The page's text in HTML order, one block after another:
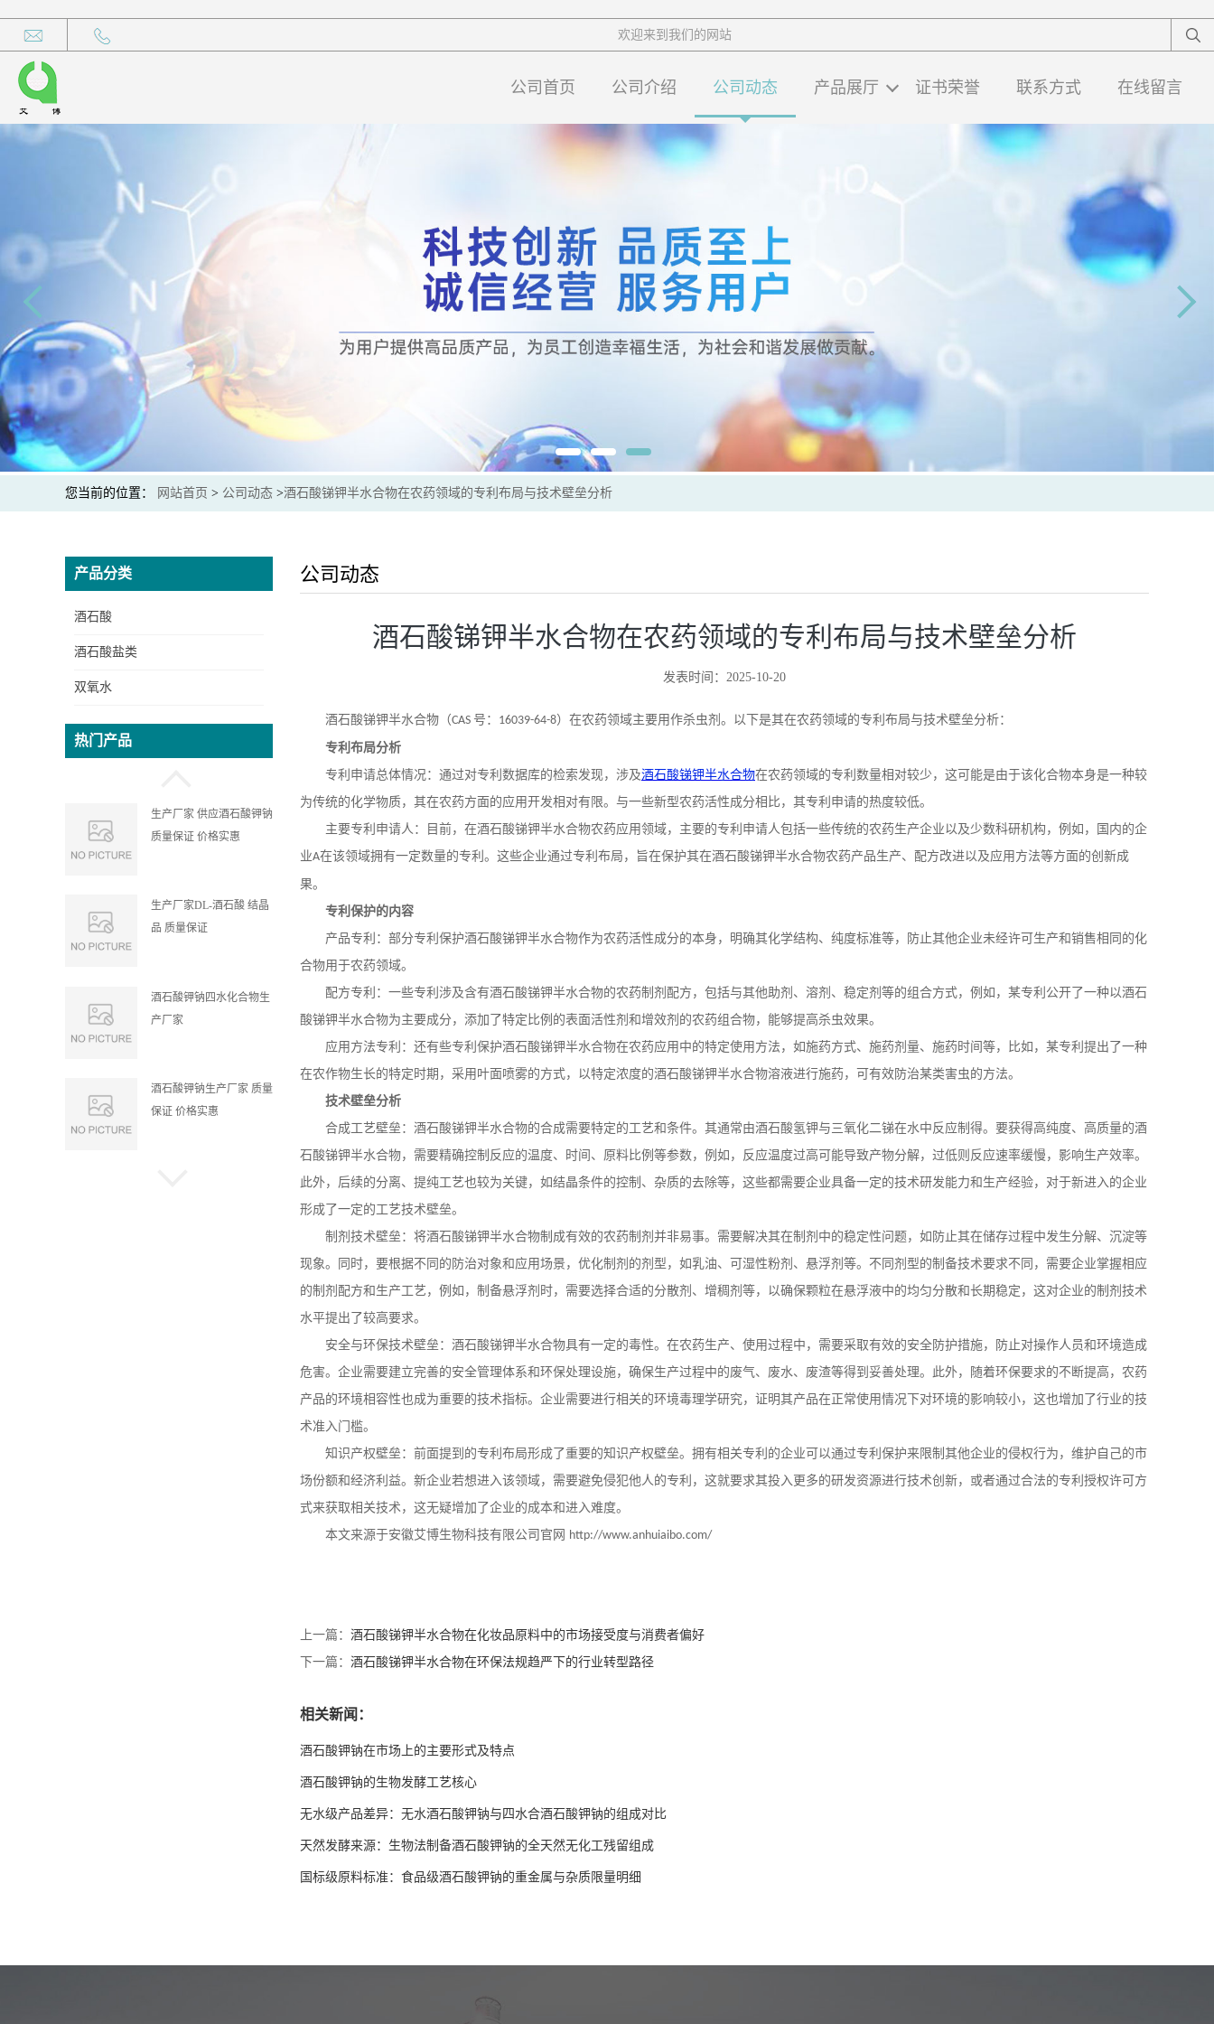
欢迎来到我们的网站
公司首页 公司介绍 公司动态 产品展厅 证书荣誉 联系方式 在线留言
您当前的位置： 网站首页 > 公司动态 >酒石酸锑钾半水合物在农药领域的专利布局与技术壁垒分析
产品分类
酒石酸
酒石酸盐类
双氧水
热门产品
出口商检通关单 价格实惠
生产厂家 供应酒石酸锑钾
生产厂家 供应酒石酸钾钠
质量保证 价格实惠
生产厂家DL-酒石酸 结晶
品 质量保证
酒石酸钾钠四水化合物生
产厂家
酒石酸钾钠生产厂家 质量
保证 价格实惠
公司动态
酒石酸锑钾半水合物在农药领域的专利布局与技术壁垒分析
发表时间：2025-10-20
酒石酸锑钾半水合物（CAS 号： 16039-64-8）在农药领域主要用作杀虫剂。以下是其在农药领域的专利布局与技术壁垒分析：
专利布局分析
专利申请总体情况：通过对专利数据库的检索发现，涉及酒石酸锑钾半水合物在农药领域的专利数量相对较少 ， 这可能是由于该化合物本身是一种较
为传统的化学物质，其在农药方面的应用开发相对有限。与一些新型农药活性成分相比，其专利申请的热度较低。
主要专利申请人：目前，在酒石酸锑钾半水合物农药应用领域，主要的专利申请人包括一些传统的农药生产企业以及少数科研机构，例如，国内的企
业A在该领域拥有一定数量的专利。这些企业通过专利布局，旨在保护其在酒石酸锑钾半水合物农药产品生产、配方改进以及应用方法等方面的创新成
果。
专利保护的内容
产品专利：部分专利保护酒石酸锑钾半水合物作为农药活性成分的本身，明确其化学结构、纯度标准等，防止其他企业未经许可生产和销售相同的化
合物用于农药领域。
配方专利：一些专利涉及含有酒石酸锑钾半水合物的农药制剂配方，包括与其他助剂、溶剂、稳定剂等的组合方式，例如，某专利公开了一种以酒石
酸锑钾半水合物为主要成分，添加了特定比例的表面活性剂和增效剂的农药组合物，能够提高杀虫效果。
应用方法专利：还有些专利保护酒石酸锑钾半水合物在农药应用中的特定使用方法，如施药方式、施药剂量、施药时间等，比如，某专利提出了一种
在农作物生长的特定时期，采用叶面喷雾的方式，以特定浓度的酒石酸锑钾半水合物溶液进行施药，可有效防治某类害虫的方法。
技术壁垒分析
合成工艺壁垒：酒石酸锑钾半水合物的合成需要特定的工艺和条件。其通常由酒石酸氢钾与三氧化二锑在水中反应制得。要获得高纯度、高质量的酒
石酸锑钾半水合物，需要精确控制反应的温度、时间、原料比例等参数，例如，反应温度过高可能导致产物分解，过低则反应速率缓慢，影响生产效率。
此外，后续的分离、提纯工艺也较为关键，如结晶条件的控制、杂质的去除等，这些都需要企业具备一定的技术研发能力和生产经验，对于新进入的企业
形成了一定的工艺技术壁垒。
制剂技术壁垒：将酒石酸锑钾半水合物制成有效的农药制剂并非易事。需要解决其在制剂中的稳定性问题，如防止其在储存过程中发生分解、沉淀等
现象。同时，要根据不同的防治对象和应用场景，优化制剂的剂型，如乳油、可湿性粉剂、悬浮剂等。不同剂型的制备技术要求不同，需要企业掌握相应
的制剂配方和生产工艺，例如，制备悬浮剂时，需要选择合适的分散剂、增稠剂等，以确保颗粒在悬浮液中的均匀分散和长期稳定，这对企业的制剂技术
水平提出了较高要求。
安全与环保技术壁垒：酒石酸锑钾半水合物具有一定的毒性。在农药生产、使用过程中，需要采取有效的安全防护措施，防止对操作人员和环境造成
危害。企业需要建立完善的安全管理体系和环保处理设施，确保生产过程中的废气、废水、废渣等得到妥善处理。此外，随着环保要求的不断提高，农药
产品的环境相容性也成为重要的技术指标。企业需要进行相关的环境毒理学研究，证明其产品在正常使用情况下对环境的影响较小，这也增加了行业的技
术准入门槛。
知识产权壁垒：前面提到的专利布局形成了重要的知识产权壁垒。拥有相关专利的企业可以通过专利保护来限制其他企业的侵权行为，维护自己的市
场份额和经济利益。新企业若想进入该领域，需要避免侵犯他人的专利，这就要求其投入更多的研发资源进行技术创新，或者通过合法的专利授权许可方
式来获取相关技术，这无疑增加了企业的成本和进入难度。
本文来源于安徽艾博生物科技有限公司官网 http://www.anhuiaibo.com/
上一篇： 酒石酸锑钾半水合物在化妆品原料中的市场接受度与消费者偏好
下一篇： 酒石酸锑钾半水合物在环保法规趋严下的行业转型路径
相关新闻：
酒石酸钾钠在市场上的主要形式及特点
酒石酸钾钠的生物发酵工艺核心
无水级产品差异：无水酒石酸钾钠与四水合酒石酸钾钠的组成对比
天然发酵来源：生物法制备酒石酸钾钠的全天然无化工残留组成
国标级原料标准：食品级酒石酸钾钠的重金属与杂质限量明细